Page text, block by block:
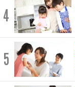
4
5